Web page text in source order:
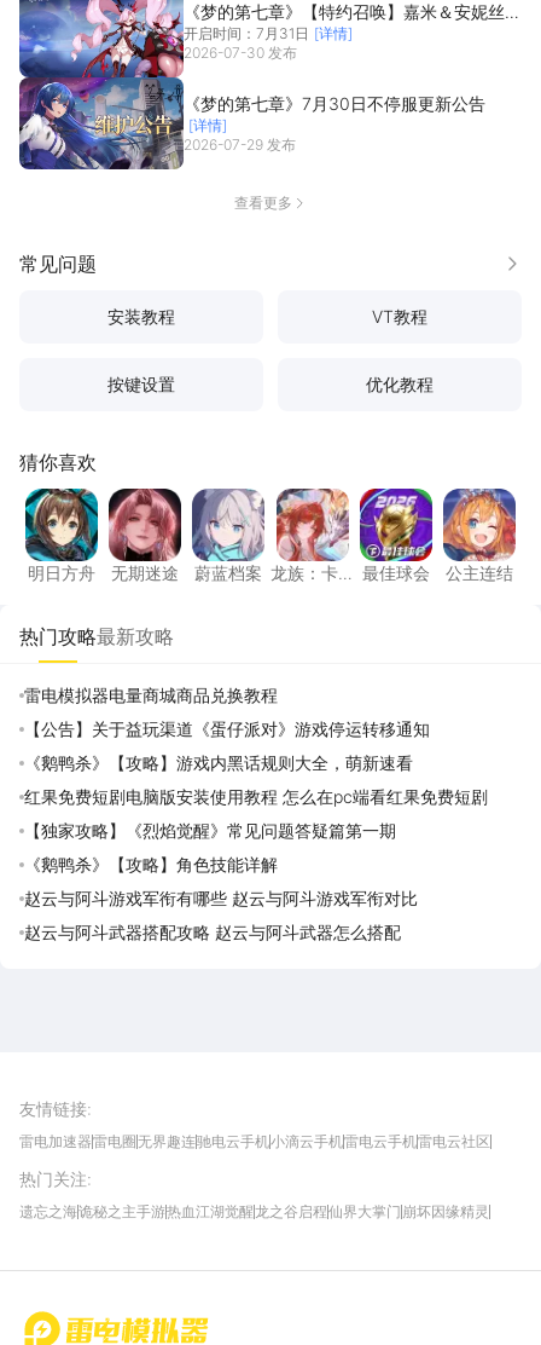
《梦的第七章》【特约召唤】嘉米＆安妮丝获
取概率提升
开启时间：7月31日 [详情]
2026-07-30 发布
《梦的第七章》7月30日不停服更新公告
[详情]
2026-07-29 发布
查看更多
常见问题 更多
安装教程 VT教程
按键设置 优化教程
猜你喜欢
明日方舟
明日方舟
无期迷途
无期迷途
蔚蓝档案
蔚蓝档案
龙族：卡塞尔之门
龙族：卡
最佳球会
最佳球会
公主连
公主连结
热门攻略最新攻略
雷电模拟器电量商城商品兑换教程
【公告】关于益玩渠道《蛋仔派对》游戏停运转移通知
《鹅鸭杀》【攻略】游戏内黑话规则大全，萌新速看
红果免费短剧电脑版安装使用教程 怎么在pc端看红果免费短剧
【独家攻略】《烈焰觉醒》常见问题答疑篇第一期
《鹅鸭杀》【攻略】角色技能详解
赵云与阿斗游戏军衔有哪些 赵云与阿斗游戏军衔对比
赵云与阿斗武器搭配攻略 赵云与阿斗武器怎么搭配
友情链接:
雷电加速器雷电圈无界趣连驰电云手机小滴云手机雷电云手机雷电云社区
我爱vr网华军软件园
热门关注:
遗忘之海诡秘之主手游热血江湖觉醒龙之谷启程仙界大掌门 崩坏因缘精灵
首页